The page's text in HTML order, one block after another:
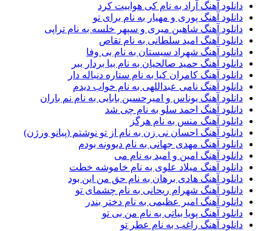
دانلود آهنگ آراد به نام کی هواییت کرد
دانلود آهنگ پوری و مهیار به نام برای تو
دانلود آهنگ شاهین میری و سپهر خلسه به نام تراپی
دانلود آهنگ امید سلطانی به نام تقاص
دانلود آهنگ شهراد سیستان به نام بی وفا
دانلود آهنگ حمید صالحیان به نام بیا بردار ببر
دانلود آهنگ کامران کیا به نام ستاره دنباله دار
دانلود آهنگ نامی عبداللهی به نام خواب دیدم
دانلود آهنگ یوناس و امیرحسین بابایی به نام نم باران
دانلود آهنگ احمد سلو به نام چی شد
دانلود آهنگ منس به نام هرگز
دانلود آهنگ احسان نی زن به نام از تو نوشتم (پیانو ورژن)
دانلود آهنگ مهدی جهانی به نام دیوونه بودم
دانلود آهنگ امین و امید به نام می
دانلود آهنگ میلاد علوی به نام خاموشه خطت
دانلود آهنگ هادی برهان به نام حق من این بود
دانلود آهنگ شهرام ریحانی به نام چشمای تو
دانلود آهنگ امیر عظیمی به نام دختر بندر
دانلود آهنگ پویا بیاتی به نام من بی تو
دانلود آهنگ راغب به نام عطر تو